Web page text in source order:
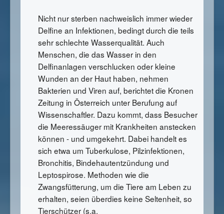
Nicht nur sterben nachweislich immer wieder
Delfine an Infektionen, bedingt durch die teils
sehr schlechte Wasserqualität. Auch
Menschen, die das Wasser in den
Delfinanlagen verschlucken oder kleine
Wunden an der Haut haben, nehmen
Bakterien und Viren auf, berichtet die Kronen
Zeitung in Österreich unter Berufung auf
Wissenschaftler. Dazu kommt, dass Besucher
die Meeressäuger mit Krankheiten anstecken
können - und umgekehrt. Dabei handelt es
sich etwa um Tuberkulose, Pilzinfektionen,
Bronchitis, Bindehautentzündung und
Leptospirose. Methoden wie die
Zwangsfütterung, um die Tiere am Leben zu
erhalten, seien überdies keine Seltenheit, so
Tierschützer (s.a.